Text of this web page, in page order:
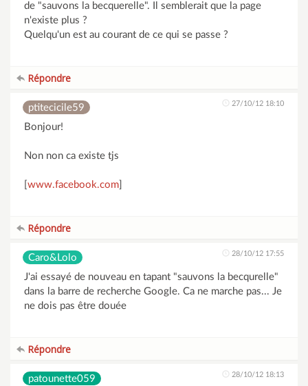
de "sauvons la becquerelle". Il semblerait que la page
n'existe plus ?
Quelqu'un est au courant de ce qui se passe ?
Répondre
ptitecicile59 27/10/12 18:10
Bonjour!
Non non ca existe tjs
www.facebook.com
Répondre
Caro&Lolo 28/10/12 17:55
J'ai essayé de nouveau en tapant "sauvons la becqurelle"
dans la barre de recherche Google. Ca ne marche pas... Je
ne dois pas être douée
Répondre
patounette059 28/10/12 18:13